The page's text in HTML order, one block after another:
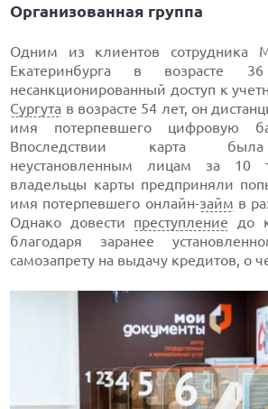
Организованная группа
Одним из клиентов сотрудника
Екатеринбурга в возрасте
несанкционированный доступ к
Сургута в возрасте 54 лет, он
имя потерпевшего цифровую
Впоследствии карта
неустановленным лицам за 10
владельцы карты предприняли
имя потерпевшего онлайн-займ в
Однако довести преступление до
благодаря заранее
самозапрету на выдачу кредитов, о